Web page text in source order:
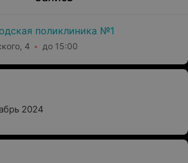
поликлиника №1
4 до 15:00
2024